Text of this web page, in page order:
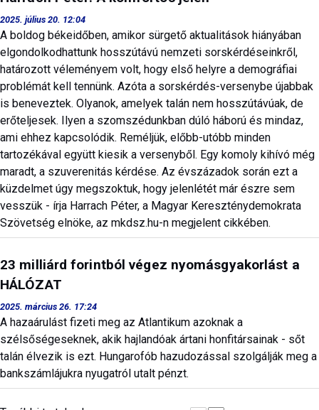
2025. július 20. 12:04
A boldog békeidőben, amikor sürgető aktualitások hiányában
elgondolkodhattunk hosszútávú nemzeti sorskérdéseinkről,
határozott véleményem volt, hogy első helyre a demográfiai
problémát kell tennünk. Azóta a sorskérdés-versenybe újabbak
is beneveztek. Olyanok, amelyek talán nem hosszútávúak, de
erőteljesek. Ilyen a szomszédunkban dúló háború és mindaz,
ami ehhez kapcsolódik. Reméljük, előbb-utóbb minden
tartozékával együtt kiesik a versenyből. Egy komoly kihívó még
maradt, a szuverenitás kérdése. Az évszázadok során ezt a
küzdelmet úgy megszoktuk, hogy jelenlétét már észre sem
vesszük - írja Harrach Péter, a Magyar Kereszténydemokrata
Szövetség elnöke, az mkdsz.hu-n megjelent cikkében.
23 milliárd forintból végez nyomásgyakorlást a
HÁLÓZAT
2025. március 26. 17:24
A hazaárulást fizeti meg az Atlantikum azoknak a
szélsőségeseknek, akik hajlandóak ártani honfitársainak - sőt
talán élvezik is ezt. Hungarofób hazudozással szolgálják meg a
bankszámlájukra nyugatról utalt pénzt.